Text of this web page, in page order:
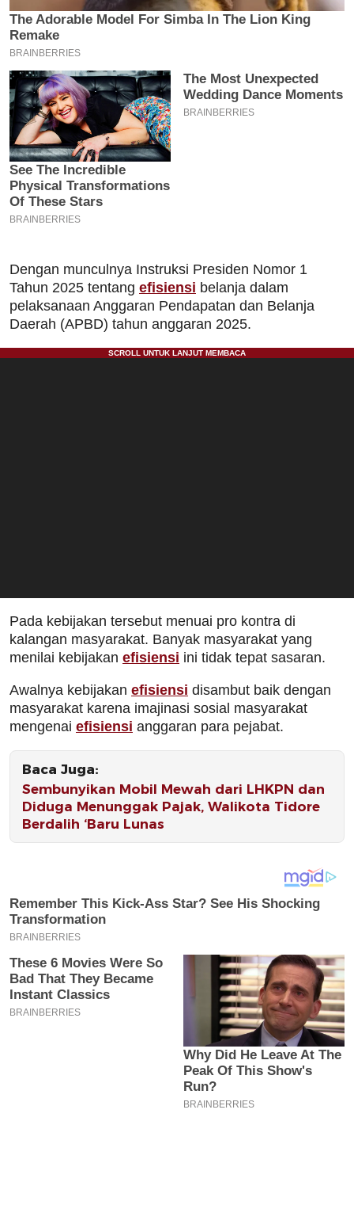
Dengan munculnya Instruksi Presiden Nomor 1
Tahun 2025 tentang efisiensi belanja dalam
pelaksanaan Anggaran Pendapatan dan Belanja
Daerah (APBD) tahun anggaran 2025.
Pada kebijakan tersebut menuai pro kontra di
kalangan masyarakat. Banyak masyarakat yang
menilai kebijakan efisiensi ini tidak tepat sasaran.
Awalnya kebijakan efisiensi disambut baik dengan
masyarakat karena imajinasi sosial masyarakat
mengenai efisiensi anggaran para pejabat.
Baca Juga:
Sembunyikan Mobil Mewah dari LHKPN dan
Diduga Menunggak Pajak, Walikota Tidore
Berdalih ‘Baru Lunas